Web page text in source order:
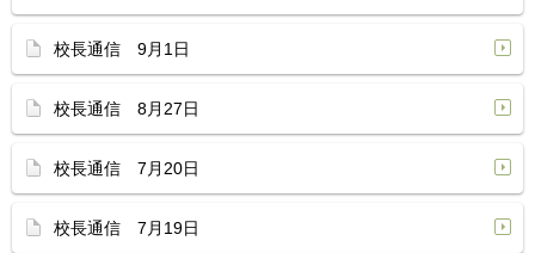
校長通信 9月1日
校長通信 8月27日
校長通信 7月20日
校長通信 7月19日